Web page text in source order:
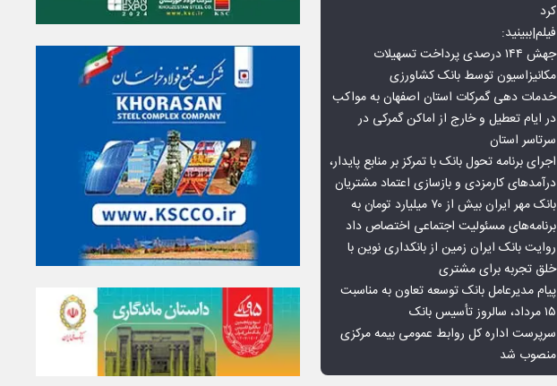
کرد
فیلم|ببینید:
جهش ۱۴۴ درصدی پرداخت تسهیلات
مکانیزاسیون توسط بانک کشاورزی
خدمات دهی گمرکات استان اصفهان به مواکب
در ایام تعطیل و خارج از اماکن گمرکی در
سرتاسر استان
اجرای برنامه تحول بانک با تمرکز بر منابع پایدار،
درآمدهای کارمزدی و بازسازی اعتماد مشتریان
بانک مهر ایران بیش از ۷۰ میلیارد تومان به
برنامه‌های مسئولیت اجتماعی اختصاص داد
روایت بانک ایران زمین از بانکداری نوین با
خلق تجربه برای مشتری
پیام مدیرعامل بانک توسعه تعاون به مناسبت
۱۵ مرداد، سالروز تأسیس بانک
سرپرست اداره کل روابط عمومی بیمه مرکزی
منصوب شد